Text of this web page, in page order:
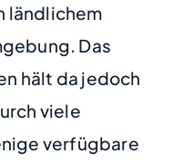
ländlichem
Das
hält da jedoch
viele
verfügbare